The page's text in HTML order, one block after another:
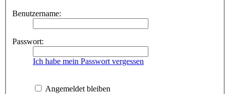
Benutzername:
Passwort:
Ich habe mein Passwort vergessen
Angemeldet bleiben